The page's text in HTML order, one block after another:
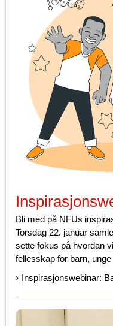
Bli med på NFUs
Torsdag 22. januar
sette fokus på hvordan
fellesskap for barn,
Inspirasjonswebinar: